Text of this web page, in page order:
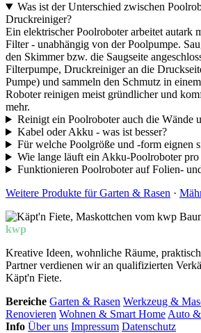
Was ist der Unterschied zwischen
Druckreiniger?
Ein elektrischer Poolroboter arbeitet autark
Filter - unabhängig von der Poolpumpe.
den Skimmer bzw. die Saugseite
Filterpumpe, Druckreiniger an die
Pumpe) und sammeln den Schmutz in
Roboter reinigen meist gründlicher und
mehr.
Reinigt ein Poolroboter auch die Wände
Kabel oder Akku - was ist besser?
Für welche Poolgröße und -form eignen
Wie lange läuft ein Akku-Poolroboter
Funktionieren Poolroboter auf Folien-
Weitere Produkte für Garten & Rasen ·
kwp
Kreative Ideen, wohnliche Räume,
Partner verdienen wir an qualifizierten
Käpt'n Fiete.
Bereiche Garten & Rasen Werkzeug &
Renovieren Wohnen & Smart Home Auto
Info Über uns Impressum Datenschutz